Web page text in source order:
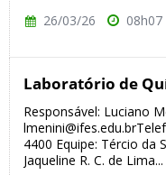
26/03/26 08h07
Laboratório de
Responsável: Luciano
4400 Equipe: Tércio da
Jaqueline R. C. de Lima...